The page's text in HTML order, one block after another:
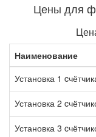
Цены для
Наименование
Установка 1
Установка 2
Установка 3